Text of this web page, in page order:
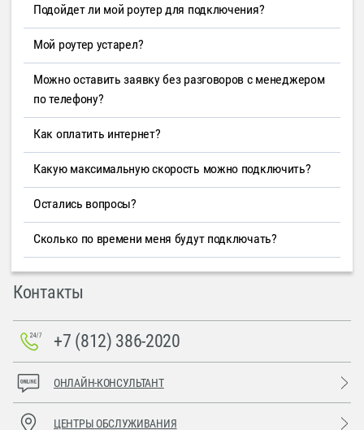
Подойдет ли мой роутер для подключения?
Мой роутер устарел?
Можно оставить заявку без разговоров с менеджером
по телефону?
Как оплатить интернет?
Какую максимальную скорость можно подключить?
Остались вопросы?
Сколько по времени меня будут подключать?
Контакты
+7 (812) 386-2020
ОНЛАЙН-КОНСУЛЬТАНТ
ЦЕНТРЫ ОБСЛУЖИВАНИЯ